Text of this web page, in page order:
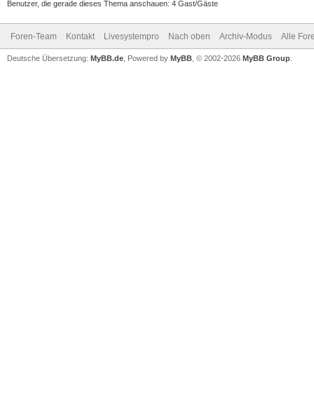
Benutzer, die gerade dieses Thema anschauen: 4 Gast/Gäste
Foren-Team Kontakt Livesystempro Nach oben Archiv-Modus Alle
Deutsche Übersetzung: MyBB.de , Powered by MyBB , © 2002-2026 MyBB Group